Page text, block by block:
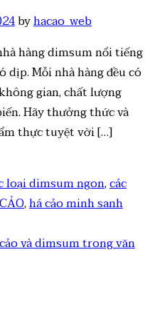
byhacao_web
hàng dimsum nổi tiếng
Mỗi nhà hàng đều có
gian, chất lượng
Hãy thưởng thức và
thực tuyệt vời […]
loại dimsum ngon,các
,há cảo minh sanh